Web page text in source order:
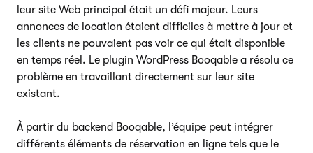
leur site Web principal était un défi majeur. Leurs
annonces de location étaient difficiles à mettre à jour et
les clients ne pouvaient pas voir ce qui était disponible
en temps réel. Le plugin WordPress Booqable a résolu ce
problème en travaillant directement sur leur site
existant.
À partir du backend Booqable, l’équipe peut intégrer
différents éléments de réservation en ligne tels que le